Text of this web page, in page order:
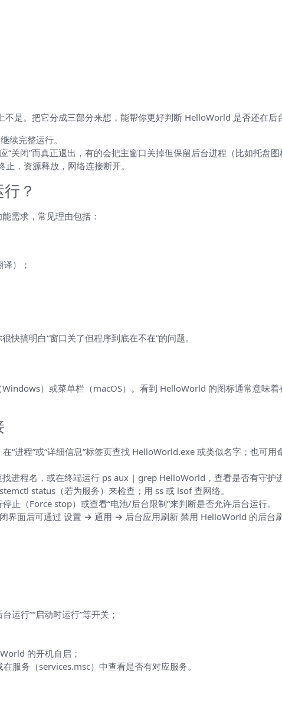
不是。把它分成三部分来想，能帮你更好判断 HelloWorld 是否还在后
续完整运行。
“关闭”而真正退出，有的会把主窗口关掉但保留后台进程（比如托盘图
止，资源释放，网络连接断开。
？
需求，常见理由包括：
）；
搞明白“窗口关了但程序到底在不在”的问题。
）或菜单栏（macOS）。看到 HelloWorld 的图标通常意味着
“进程”或“详细信息”标签页查找 HelloWorld.exe 或类似名字；也可
进程名，或在终端运行 ps aux | grep HelloWorld，查看是否有守护
status（若为服务）来检查；用 ss 或 lsof 查网络。
（Force stop）或查看“电池/后台限制”来判断是否允许后台运行。
界面后可通过 设置 → 通用 → 后台应用刷新 禁用 HelloWorld 的后台
运行”“启动时运行”等开关；
的开机自启；
服务（services.msc）中查看是否有对应服务。